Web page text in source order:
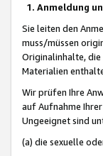
1. Anmeldung
Sie leiten den
muss/müssen
Originalinhalte, die
Materialien
Wir prüfen Ihre
auf Aufnahme
Ungeeignet sind
(a) die sexuelle